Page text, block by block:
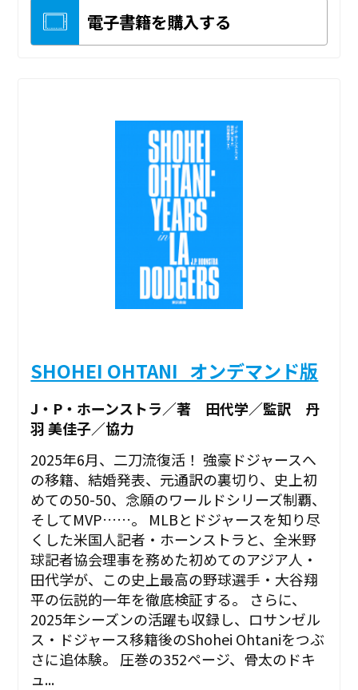
電子書籍を購入する
SHOHEI OHTANI_オンデマンド版
J・P・ホーンストラ／著 田代学／監訳 丹
羽 美佳子／協力
2025年6月、二刀流復活！ 強豪ドジャースへ
の移籍、結婚発表、元通訳の裏切り、史上初
めての50-50、念願のワールドシリーズ制覇、
そしてMVP……。 MLBとドジャースを知り尽
くした米国人記者・ホーンストラと、全米野
球記者協会理事を務めた初めてのアジア人・
田代学が、この史上最高の野球選手・大谷翔
平の伝説的一年を徹底検証する。 さらに、
2025年シーズンの活躍も収録し、ロサンゼル
ス・ドジャース移籍後のShohei Ohtaniをつぶ
さに追体験。 圧巻の352ページ、骨太のドキ
ュ...